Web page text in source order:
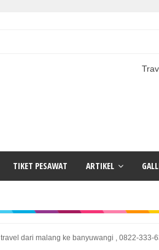
Travel Antar
TIKET PESAWAT ARTIKEL
travel dari malang ke banyuwangi , 0822-333-